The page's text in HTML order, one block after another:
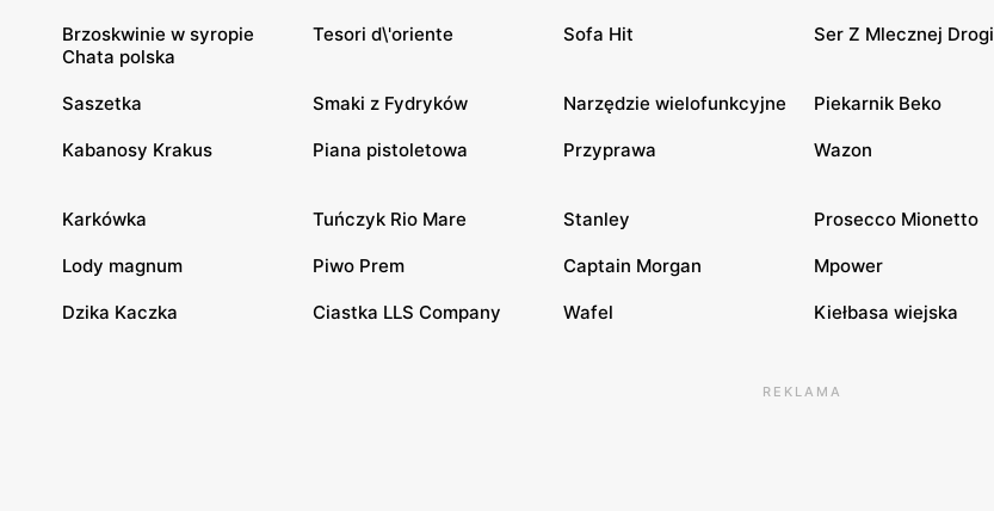
Brzoskwinie w syropie
Chata polska
Tesori d\'oriente Sofa Hit Ser Z Mlecznej Drogi
Saszetka Smaki z Fydryków Narzędzie wielofunkcyjne Piekarnik Beko
Kabanosy Krakus Piana pistoletowa Przyprawa Wazon
Karkówka Tuńczyk Rio Mare Stanley Prosecco Mionetto
Lody magnum Piwo Prem Captain Morgan Mpower
Dzika Kaczka Ciastka LLS Company Wafel Kiełbasa wiejska
REKLAMA